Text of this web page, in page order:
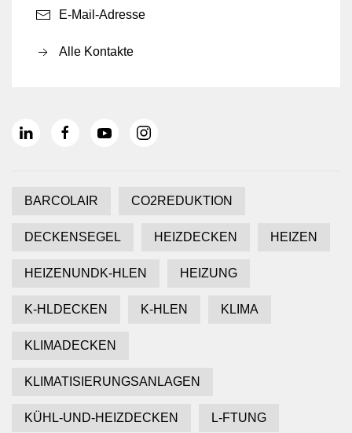
E-Mail-Adresse
Alle Kontakte
BARCOLAIR CO2REDUKTION
DECKENSEGEL HEIZDECKEN HEIZEN
HEIZENUNDK-HLEN HEIZUNG
K-HLDECKEN K-HLEN KLIMA
KLIMADECKEN
KLIMATISIERUNGSANLAGEN
KÜHL-UND-HEIZDECKEN L-FTUNG